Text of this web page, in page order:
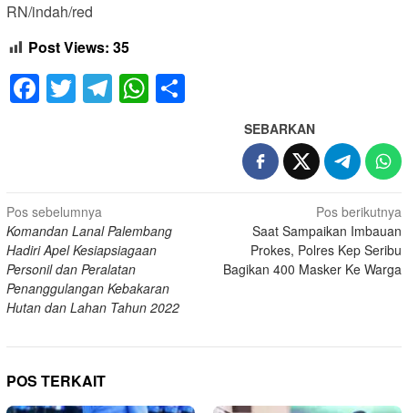
RN/indah/red
Post Views: 35
Facebook
Twitter
Telegram
WhatsApp
SEBARKAN
Navigasi
pos
Pos sebelumnya
Komandan Lanal Palembang
Hadiri Apel Kesiapsiagaan
Personil dan Peralatan
Penanggulangan Kebakaran
Hutan dan Lahan Tahun 2022
Pos berikutnya
Saat Sampaikan Imbauan
Prokes, Polres Kep Seribu
Bagikan 400 Masker Ke Warga
POS TERKAIT